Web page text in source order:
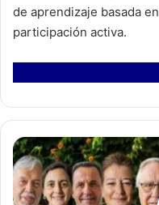
de aprendizaje basada
participación activa.
E
x
p
e